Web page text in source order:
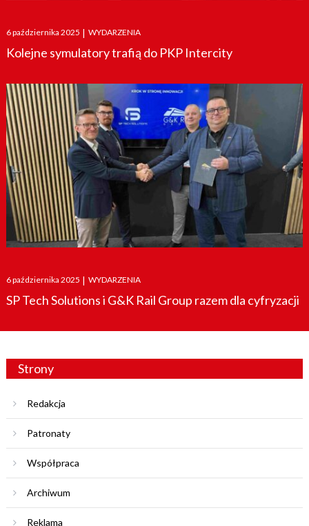
Posted
on
6 października 2025 | WYDARZENIA
Kolejne symulatory trafią do PKP Intercity
Posted
on
6 października 2025 | WYDARZENIA
SP Tech Solutions i G&K Rail Group razem dla cyfryzacji
Strony
Redakcja
Patronaty
Współpraca
Archiwum
Reklama